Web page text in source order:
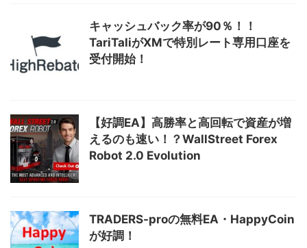
キャッシュバック率が90％！！
TariTaliがXMで特別レート専用口座を
受付開始！
【好調EA】高勝率と高回転で資産が増
えるのも速い！？WallStreet Forex
Robot 2.0 Evolution
TRADERS-proの無料EA・HappyCoin
が好調！